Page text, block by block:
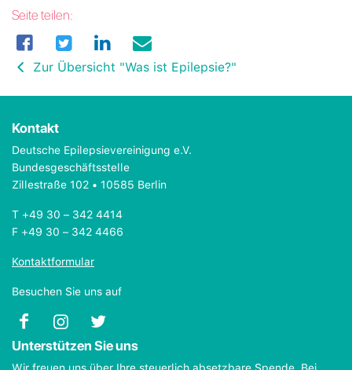
Seite teilen:
Zur Übersicht "Was ist Epilepsie?"
Kontakt
Deutsche Epilepsievereinigung e.V.
Bundesgeschäftsstelle
Zillestraße 102 • 10585 Berlin
T +49 30 – 342 4414
F +49 30 – 342 4466
Kontaktformular
Besuchen Sie uns auf
Unterstützen Sie uns
Wir freuen uns über Ihre steuerlich absetzbare Spende. Bei